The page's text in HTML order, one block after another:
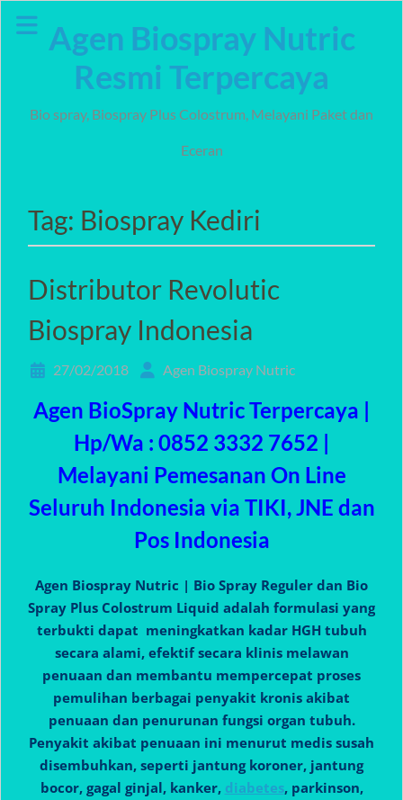
Agen Biospray Nutric
Resmi Terpercaya
Bio spray, Biospray Plus Colostrum, Melayani Paket dan
Eceran
Tag: Biospray Kediri
Distributor Revolutic
Biospray Indonesia
27/02/2018 Agen Biospray Nutric
Agen BioSpray Nutric Terpercaya |
Hp/Wa : 0852 3332 7652 |
Melayani Pemesanan On Line
Seluruh Indonesia via TIKI, JNE dan
Pos Indonesia
Agen Biospray Nutric | Bio Spray Reguler dan Bio
Spray Plus Colostrum Liquid adalah formulasi yang
terbukti dapat meningkatkan kadar HGH tubuh
secara alami, efektif secara klinis melawan
penuaan dan membantu mempercepat proses
pemulihan berbagai penyakit kronis akibat
penuaan dan penurunan fungsi organ tubuh.
Penyakit akibat penuaan ini menurut medis susah
disembuhkan, seperti jantung koroner, jantung
bocor, gagal ginjal, kanker, diabetes, parkinson,